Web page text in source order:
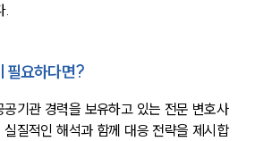
.
필요하다면?
기관 경력을 보유하고 있는 전문 변호사
질적인 해석과 함께 대응 전략을 제시합